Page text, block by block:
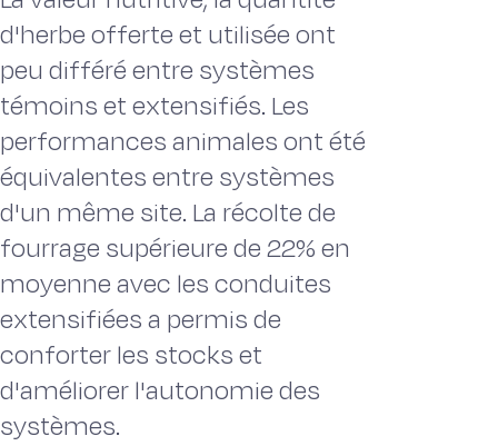
d'herbe offerte et utilisée ont
peu différé entre systèmes
témoins et extensifiés. Les
performances animales ont été
équivalentes entre systèmes
d'un même site. La récolte de
fourrage supérieure de 22% en
moyenne avec les conduites
extensifiées a permis de
conforter les stocks et
d'améliorer l'autonomie des
systèmes.